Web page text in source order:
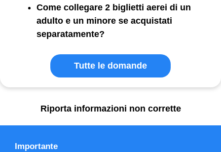
Come collegare 2 biglietti aerei di un
adulto e un minore se acquistati
separatamente?
Tutte le domande
Riporta informazioni non corrette
Importante